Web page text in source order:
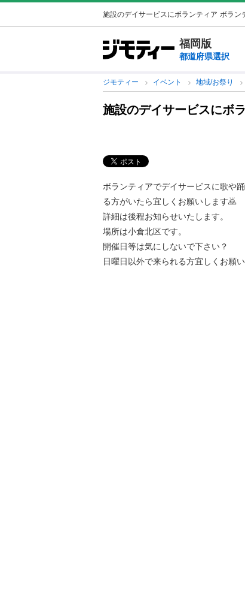
施設のデイサービスにボランティア ボラン
福岡版
都道府県選択
ジモティー イベント 地域/お祭り
施設のデイサービスにボ
ボランティアでデイサービスに歌や
る方がいたら宜しくお願いします🙇
詳細は後程お知らせいたします。
場所は小倉北区です。
開催日等は気にしないで下さい？
日曜日以外で来られる方宜しくお願い